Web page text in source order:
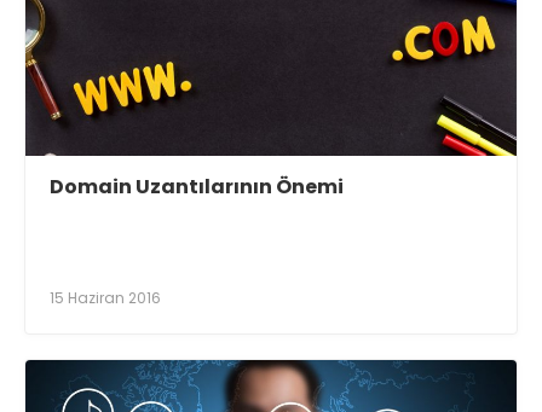
Domain Uzantılarının Önemi
15 Haziran 2016